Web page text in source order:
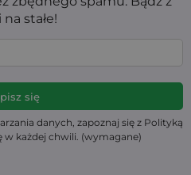
stałe!
danych, zapoznaj się z Polityką
w każdej chwili. (wymagane)